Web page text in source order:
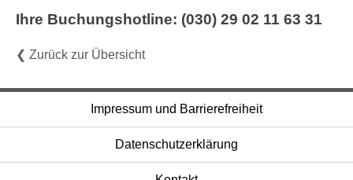
Ihre Buchungshotline: (030) 29 02 11 63 31
❮ Zurück zur Übersicht
Impressum und Barrierefreiheit
Datenschutzerklärung